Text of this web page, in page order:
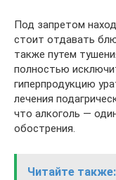
Под запретом
стоит отдавать
также путем
полностью
гиперпродукцию
лечения
что алкоголь —
обострения.
Читайте также: